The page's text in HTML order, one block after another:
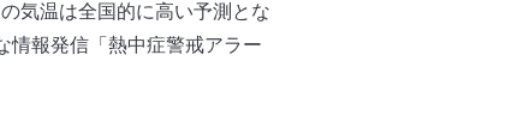
気温は全国的に高い予測とな
情報発信「熱中症警戒アラー